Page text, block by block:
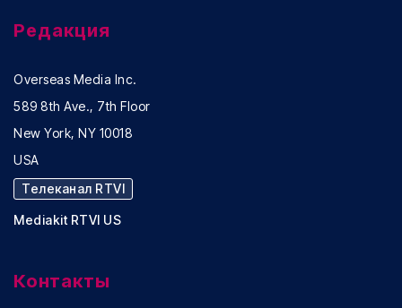
Редакция
Overseas Media Inc.
589 8th Ave., 7th Floor
New York, NY 10018
USA
Телеканал RTVI
Mediakit RTVI US
Контакты